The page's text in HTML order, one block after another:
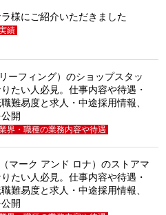
様にご紹介いただきました
績
ーフィング）のショップスタッ
たい人必見。仕事内容や待遇・
難易度と求人・中途採用情報、
開
界・職種の業務内容や待遇
マーク アンド ロナ）のストアマ
たい人必見。仕事内容や待遇・
難易度と求人・中途採用情報、
開